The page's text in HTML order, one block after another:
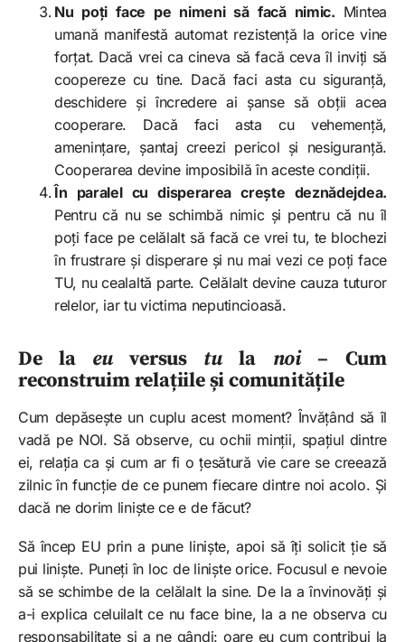
Nu poți face pe nimeni să facă nimic. Mintea
umană manifestă automat rezistență la orice vine
forțat. Dacă vrei ca cineva să facă ceva îl inviți să
coopereze cu tine. Dacă faci asta cu siguranță,
deschidere și încredere ai șanse să obții acea
cooperare. Dacă faci asta cu vehemență,
amenințare, șantaj creezi pericol și nesiguranță.
Cooperarea devine imposibilă în aceste condiții.
În paralel cu disperarea crește deznădejdea.
Pentru că nu se schimbă nimic și pentru că nu îl
poți face pe celălalt să facă ce vrei tu, te blochezi
în frustrare și disperare și nu mai vezi ce poți face
TU, nu cealaltă parte. Celălalt devine cauza tuturor
relelor, iar tu victima neputincioasă.
De la euversus tula noi– Cum
reconstruim relațiile și comunitățile
Cum depăsește un cuplu acest moment? Învățând să îl
vadă pe NOI. Să observe, cu ochii minții, spațiul dintre
ei, relația ca și cum ar fi o țesătură vie care se creează
zilnic în funcție de ce punem fiecare dintre noi acolo. Și
dacă ne dorim liniște ce e de făcut?
Să încep EU prin a pune liniște, apoi să îți solicit ție să
pui liniște. Puneți în loc de liniște orice. Focusul e nevoie
să se schimbe de la celălalt la sine. De la a învinovăți și
a-i explica celuilalt ce nu face bine, la a ne observa cu
responsabilitate și a ne gândi: oare eu cum contribui la